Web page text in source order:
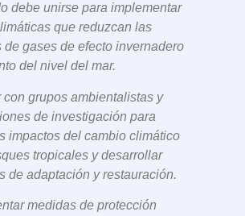
debe unirse para implementar
que reduzcan las
de gases de efecto invernadero
del nivel del mar.
con grupos ambientalistas y
de investigación para
impactos del cambio climático
tropicales y desarrollar
de adaptación y restauración.
medidas de protección